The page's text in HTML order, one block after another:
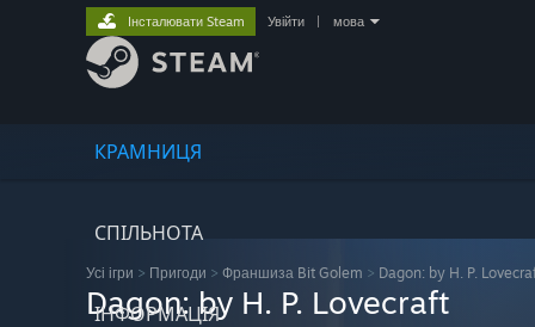
КРАМНИЦЯ
СПІЛЬНОТА
ІНФОРМАЦІЯ
Інсталювати Steam Увійти мова
Усі ігри > Пригоди > Франшиза Bit Golem > Dagon: by H. P.
Dagon: by H. P. Lovecraft